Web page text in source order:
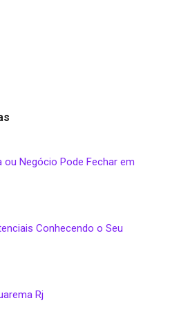
ou Negócio Pode Fechar em
Conhecendo o Seu
Rj